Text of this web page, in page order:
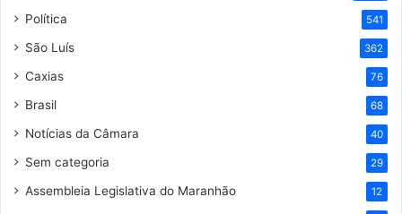
Política 541
São Luís 362
Caxias 76
Brasil 68
Notícias da Câmara 40
Sem categoria 29
Assembleia Legislativa do Maranhão 12